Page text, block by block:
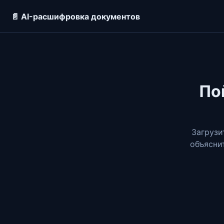
📄 AI-расшифровка документов